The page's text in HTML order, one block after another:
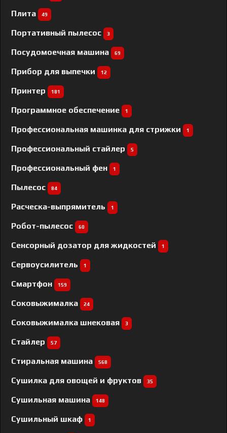
Плита 49
Портативный пылесос 3
Посудомоечная машина 69
Прибор для выпечки 12
Принтер 181
Программное обеспечение 1
Профессиональная машинка для стрижки 1
Профессиональный cтайлер 5
Профессиональный фен 1
Пылесос 84
Расческа-выпрямитель 1
Робот-пылесос 60
Сенсорный дозатор для жидкостей 1
Сервоусилитель 1
Смартфон 159
Соковыжималка 24
Соковыжималка шнековая 3
Стайлер 57
Стиральная машина 568
Сушилка для овощей и фруктов 35
Сушильная машина 148
Сушильный шкаф 1